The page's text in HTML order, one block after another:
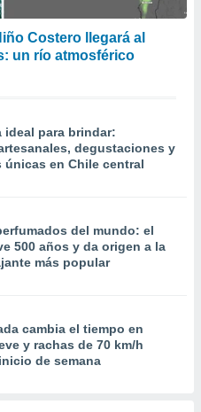
Costero llegará al
un río atmosférico
ideal para brindar:
degustaciones y
únicas en Chile central
del mundo: el
500 años y da origen a la
más popular
cambia el tiempo en
y rachas de 70 km/h
de semana